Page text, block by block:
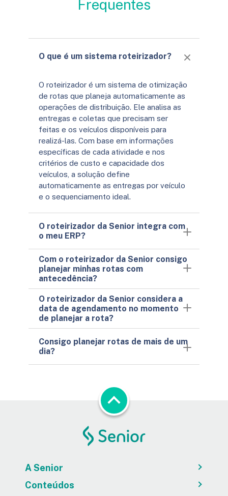
Frequentes
O que é um sistema roteirizador?
O roteirizador é um sistema de otimização
de rotas que planeja automaticamente as
operações de distribuição. Ele analisa as
entregas e coletas que precisam ser
feitas e os veículos disponíveis para
realizá-las. Com base em informações
específicas de cada atividade e nos
critérios de custo e capacidade dos
veículos, a solução define
automaticamente as entregas por veículo
e o sequenciamento ideal.
O roteirizador da Senior integra com
o meu ERP?
Com o roteirizador da Senior consigo
planejar minhas rotas com
antecedência?
O roteirizador da Senior considera a
data de agendamento no momento
de planejar a rota?
Consigo planejar rotas de mais de um
dia?
A Senior
Conteúdos